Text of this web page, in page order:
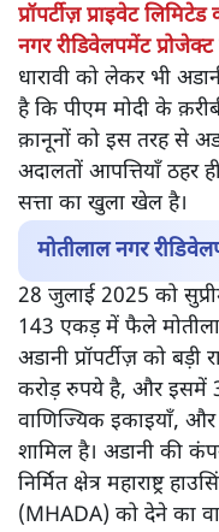
प्रॉपर्टीज़ प्राइवेट
नगर रीडिवेलपमेंट
धारावी को लेकर भी
है कि पीएम मोदी के
क़ानूनों को इस तरह से
अदालतों आपत्तियाँ ठहर
सत्ता का खुला खेल है।
मोतीलाल नगर
28 जुलाई 2025 को
143 एकड़ में फैले
अडानी प्रॉपर्टीज़ को
करोड़ रुपये है, और इसमें
वाणिज्यिक इकाइयाँ, और
शामिल है। अडानी की
निर्मित क्षेत्र महाराष्ट्र
(MHADA) को देने का